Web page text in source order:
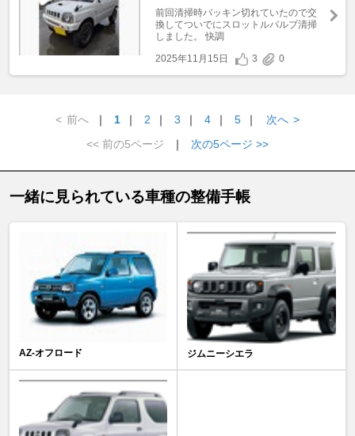
前回清掃時バッキン切れていたので交
換してついでにスロットルバルブ清掃
しました。 快調
2025年11月15日
3 0
< 前へ ｜ 1 ｜ 2 ｜ 3 ｜ 4 ｜ 5 ｜ 次へ >
<< 前の5ページ
｜ 次の5ページ >>
一緒に見られている車種の整備手帳
AZ-オフロード ジムニーシエラ